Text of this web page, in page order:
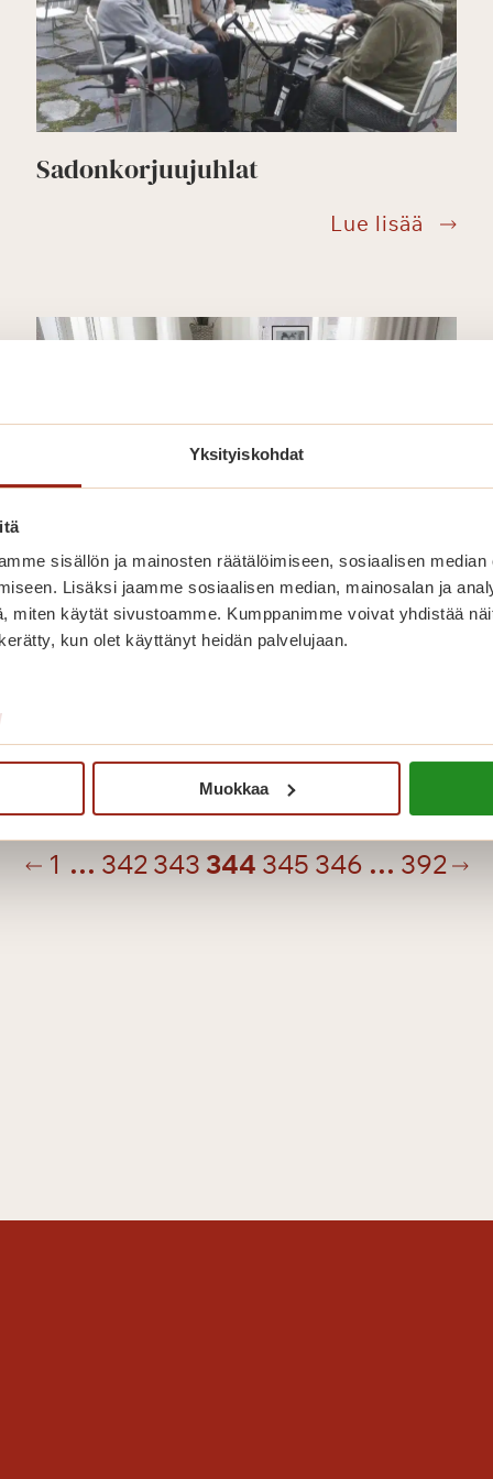
Yksityiskohdat
sisällön ja mainosten räätälöimiseen, sosiaalisen
Lisäksi jaamme sosiaalisen median, mainosalan ja
miten käytät sivustoamme. Kumppanimme voivat yhdistää
kun olet käyttänyt heidän palvelujaan.
Muokkaa
Sadonkorjuujuhlat
Lue lisää
Tilapäistä asumista Saga
1 … 342 343 344 345 346 … 392